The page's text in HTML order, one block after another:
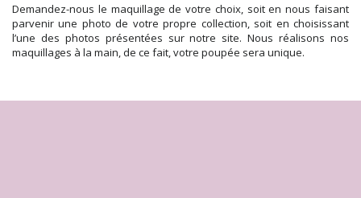
Demandez-nous le maquillage de votre choix, soit en nous faisant
parvenir une photo de votre propre collection, soit en choisissant
l’une des photos présentées sur notre site. Nous réalisons nos
maquillages à la main, de ce fait, votre poupée sera unique.